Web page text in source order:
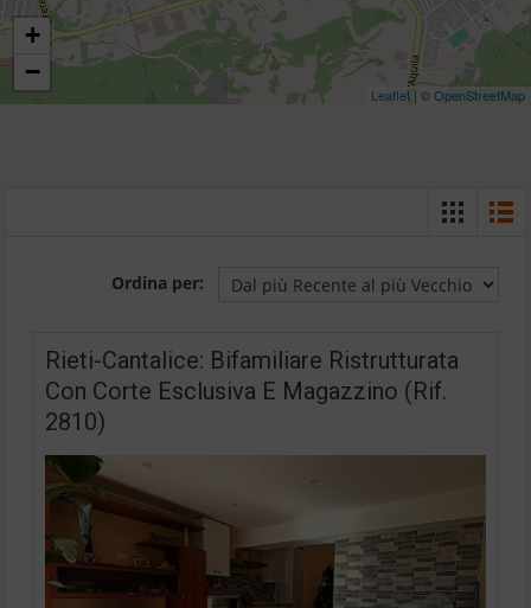
+
−
Leaflet | ©OpenStreetMap
Ordina per:
Rieti-Cantalice: Bifamiliare Ristrutturata
Con Corte Esclusiva E Magazzino (Rif.
2810)